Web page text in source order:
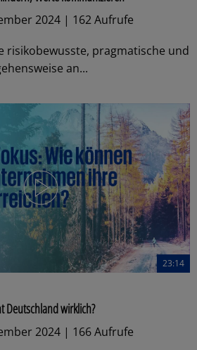
2024 | 162 Aufrufe
risikobewusste, pragmatische und
an...
23:14
Deutschland wirklich?
2024 | 166 Aufrufe